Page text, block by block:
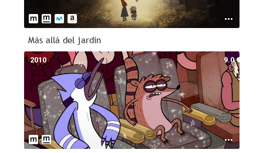
Más allá del jardín
9.0
2010